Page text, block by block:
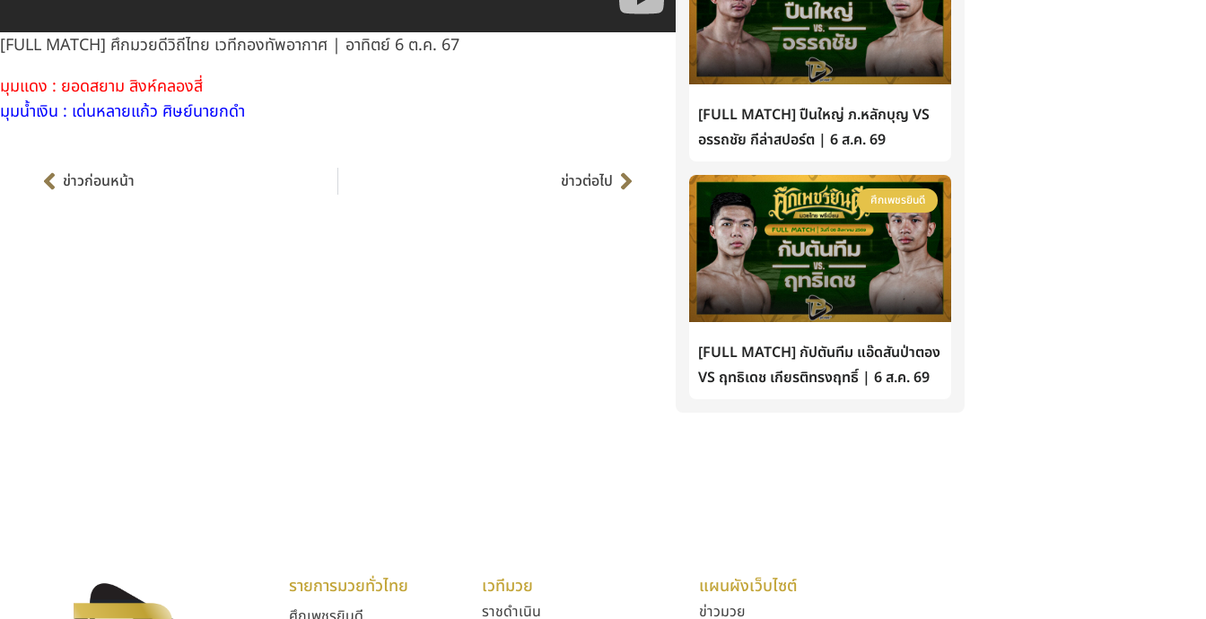
[FULL MATCH] ศึกมวยดีวิถีไทย เวทีกองทัพอากาศ | อาทิตย์ 6 ต.ค. 67
มุมแดง : ยอดสยาม สิงห์คลองสี่
มุมน้ำเงิน : เด่นหลายแก้ว ศิษย์นายกดำ
ข่าวก่อนหน้า ข่าวต่อไป
[FULL MATCH] ปืนใหญ่ ภ.หลักบุญ VS
อรรถชัย กีล่าสปอร์ต | 6 ส.ค. 69
ศึกเพชรยินดี
[FULL MATCH] กัปตันทีม แอ๊ดสันป่าตอง
VS ฤทธิเดช เกียรติทรงฤทธิ์ | 6 ส.ค. 69
รายการมวยทั่วไทย เวทีมวย
ราชดำเนิน
แผนผังเว็บไซต์
ข่าวมวย